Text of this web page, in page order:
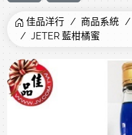
佳品洋行 商品系統
JETER 藍柑橘蜜